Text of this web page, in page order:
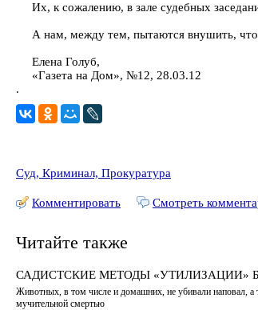
Их, к сожалению, в зале судебных
А нам, между тем, пытаются внушить,
Елена Голуб,
«Газета на Дом», №12, 28.03.12
.
Суд, Криминал, Прокуратура
Комментировать Смотреть
Читайте также
САДИСТСКИЕ МЕТОДЫ «УТИЛИЗАЦИИ»
Животных, в том числе и домашних, не убивали наповал, а
мучительной смертью